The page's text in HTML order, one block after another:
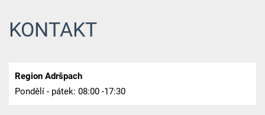
KONTAKT
Region Adršpach
Pondělí - pátek: 08:00 -17:30